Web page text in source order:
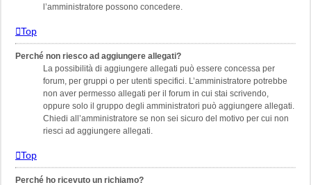
l’amministratore possono concedere.
Top
Perché non riesco ad aggiungere allegati?
La possibilità di aggiungere allegati può essere concessa per
forum, per gruppi o per utenti specifici. L’amministratore potrebbe
non aver permesso allegati per il forum in cui stai scrivendo,
oppure solo il gruppo degli amministratori può aggiungere allegati.
Chiedi all’amministratore se non sei sicuro del motivo per cui non
riesci ad aggiungere allegati.
Top
Perché ho ricevuto un richiamo?